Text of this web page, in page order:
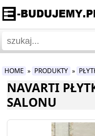
HOME » PRODUKTY »
NAVARTI
SALONU